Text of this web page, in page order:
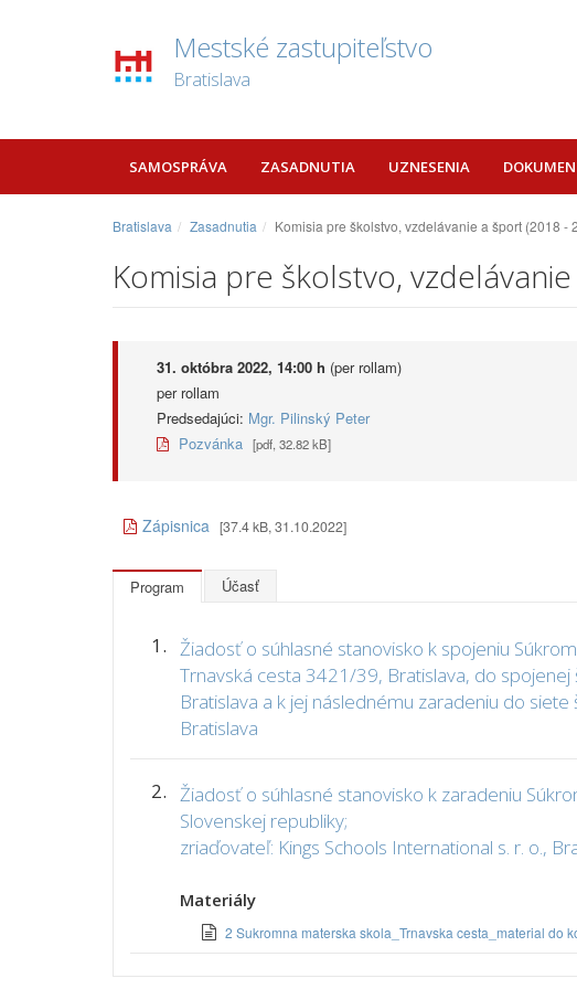
Mestské zastupiteľstvo
Bratislava
SAMOSPRÁVA ZASADNUTIA UZNESENIA
Bratislava Zasadnutia Komisia pre školstvo, vzdelávanie a šport (2018 -
Komisia pre školstvo,
31. októbra 2022, 14:00 h (per rollam)
per rollam
Predsedajúci: Mgr. Pilinský Peter
Pozvánka [pdf, 32.82 kB]
Zápisnica [37.4 kB, 31.10.2022]
Program Účasť
1. Žiadosť o súhlasné stanovisko k spojeniu
Trnavská cesta 3421/39, Bratislava, do
Bratislava a k jej následnému zaradeniu do
Bratislava
2. Žiadosť o súhlasné stanovisko k zaradeniu
Slovenskej republiky;
zriaďovateľ: Kings Schools International s. r. o.,
Materiály
2 Sukromna materska skola_Trnavska cesta_material do